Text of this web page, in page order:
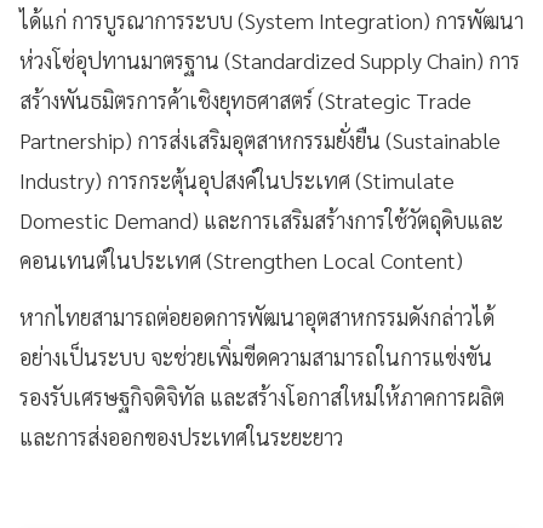
ได้แก่ การบูรณาการระบบ (System Integration) การพัฒนา
ห่วงโซ่อุปทานมาตรฐาน (Standardized Supply Chain) การ
สร้างพันธมิตรการค้าเชิงยุทธศาสตร์ (Strategic Trade
Partnership) การส่งเสริมอุตสาหกรรมยั่งยืน (Sustainable
Industry) การกระตุ้นอุปสงค์ในประเทศ (Stimulate
Domestic Demand) และการเสริมสร้างการใช้วัตถุดิบและ
คอนเทนต์ในประเทศ (Strengthen Local Content)
หากไทยสามารถต่อยอดการพัฒนาอุตสาหกรรมดังกล่าวได้
อย่างเป็นระบบ จะช่วยเพิ่มขีดความสามารถในการแข่งขัน
รองรับเศรษฐกิจดิจิทัล และสร้างโอกาสใหม่ให้ภาคการผลิต
และการส่งออกของประเทศในระยะยาว